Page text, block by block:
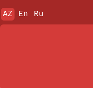
AZ En Ru